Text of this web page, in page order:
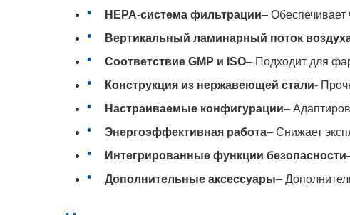
HEPA-система фильтрации– Обеспечивает
Вертикальный ламинарный поток
Соответствие GMP и ISO– Подходит для
Конструкция из нержавеющей стали-
Настраиваемые конфигурации–
Энергоэффективная работа– Снижает
Интегрированные функции безопасности
Дополнительные аксессуары–